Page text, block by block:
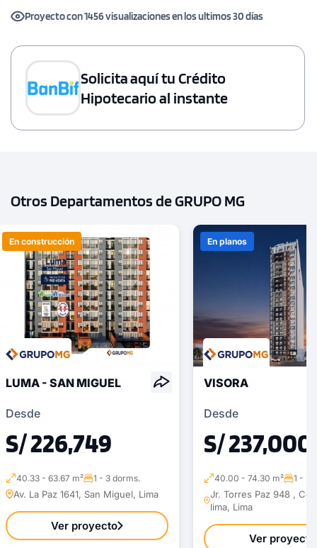
1 unidad disponible
Desde
S/ 469,485
Desde
S/ 543,500
Modelo TIPO 3D
95.00 m² Piso 20
2 dorms. 2 baños
Proyecto con 1456 visualizaciones en los ultimos 30 días
Solicita aquí tu Crédito
Hipotecario al instante
Otros Departamentos de GRUPO MG
En construcción
LUMA - SAN MIGUEL
Desde
S/ 226,749
40.33 - 63.67 m² 1 - 3 dorms.
Av. La Paz 1641, San Miguel, Lima
Ver proyecto
En planos
VISORA
Desde
S/ 237,000
40.00 - 74.30 m² 1 - 2
Jr. Torres Paz 948 ,
lima, Lima
Ver proyecto